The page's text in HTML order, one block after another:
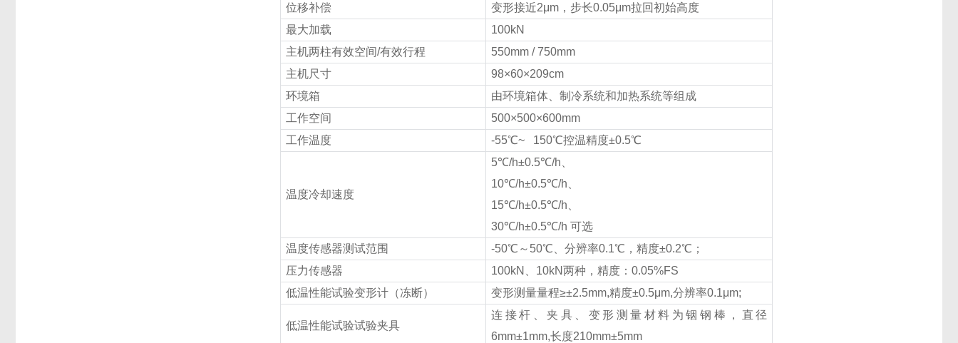
位移补偿
变形接近2μm ，步长0.05μm拉回初始高度
最大加载
100kN
主机两柱有效空间/有效行程
550mm / 750mm
主机尺寸
98×60×209cm
环境箱
由环境箱体、制冷系统和加热系统等组成
工作空间
500×500×600mm
工作温度
-55℃~ 150℃控温精度±0.5℃
温度冷却速度
5℃/h±0.5℃/h
10℃/h±0.5℃/h
15℃/h±0.5℃/h
30℃/h±0.5℃/h可选
温度传感器测试范围
-50℃ ～ 50℃ 、分辨率0.1℃，精度±0.2℃ ；
压力传感器
100kN 10kN两种，精度：0.05%FS
低温性能试验变形计（冻断）
变形测量量程≥±2.5mm,精度±0.5μm,分辨率0.1μm;
低温性能试验试验夹具
连接杆、夹具、变形测量材料为铟钢棒，直径
6mm±1mm,长度210mm±5mm